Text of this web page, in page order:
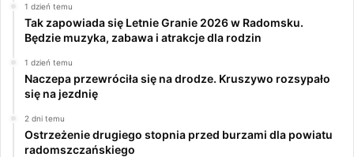
1 dzień temu
Tak zapowiada się Letnie Granie 2026 w Radomsku.
Będzie muzyka, zabawa i atrakcje dla rodzin
1 dzień temu
Naczepa przewróciła się na drodze. Kruszywo rozsypało
się na jezdnię
2 dni temu
Ostrzeżenie drugiego stopnia przed burzami dla powiatu
radomszczańskiego